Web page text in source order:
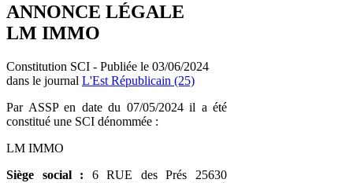
ANNONCE LÉGALE
LM IMMO
Constitution SCI - Publiée le 03/06/2024
dans le journal L'Est Républicain (25)
Par ASSP en date du 07/05/2024 il a été
constitué une SCI dénommée :
LM IMMO
Siège social : 6 RUE des Prés 25630